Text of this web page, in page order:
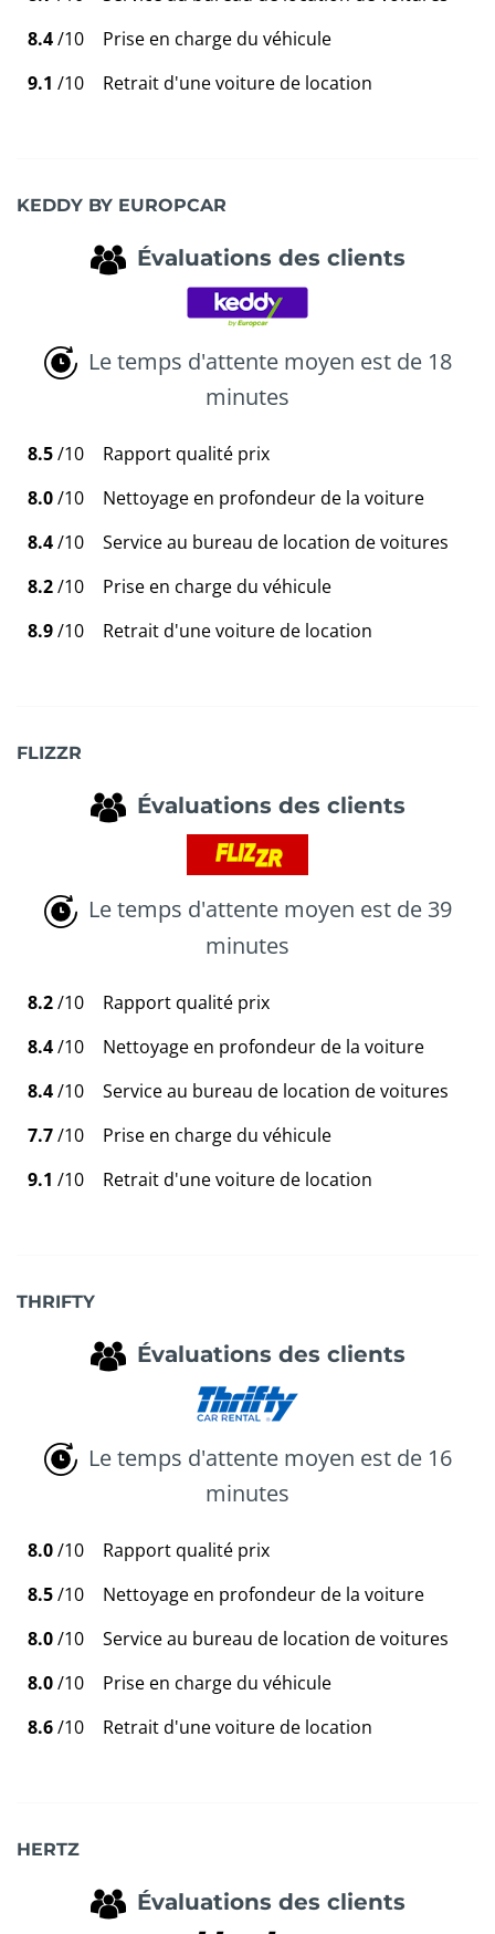
8.4/10
Prise en charge du véhicule
9.1 /10 Retrait d'une voiture de location
KEDDY BY EUROPCAR
Évaluations des clients
Le temps d'attente moyen est de 18
minutes
8.5/10
Rapport qualité prix
8.0/10
Nettoyage en profondeur de la voiture
8.4/10
Service au bureau de location de voitures
8.2/10
Prise en charge du véhicule
8.9/10 Retrait d'une voiture de location
FLIZZR
Évaluations des clients
Le temps d'attente moyen est de 39
minutes
8.2/10
Rapport qualité prix
8.4/10
Nettoyage en profondeur de la voiture
8.4/10
Service au bureau de location de voitures
7.7/10
Prise en charge du véhicule
9.1 /10 Retrait d'une voiture de location
THRIFTY
Évaluations des clients
Le temps d'attente moyen est de 16
minutes
8.0/10
Rapport qualité prix
8.5/10
Nettoyage en profondeur de la voiture
8.0/10
Service au bureau de location de voitures
8.0/10
Prise en charge du véhicule
8.6/10 Retrait d'une voiture de location
HERTZ
Évaluations des clients